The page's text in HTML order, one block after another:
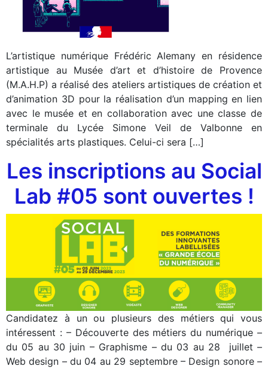
L’artistique numérique Frédéric Alemany en résidence
artistique au Musée d’art et d’histoire de Provence
(M.A.H.P) a réalisé des ateliers artistiques de création et
d’animation 3D pour la réalisation d’un mapping en lien
avec le musée et en collaboration avec une classe de
terminale du Lycée Simone Veil de Valbonne en
spécialités arts plastiques. Celui-ci sera […]
Les inscriptions au Social
Lab #05 sont ouvertes !
Candidatez à un ou plusieurs des métiers qui vous
intéressent : – Découverte des métiers du numérique –
du 05 au 30 juin – Graphisme – du 03 au 28 juillet –
Web design – du 04 au 29 septembre – Design sonore –